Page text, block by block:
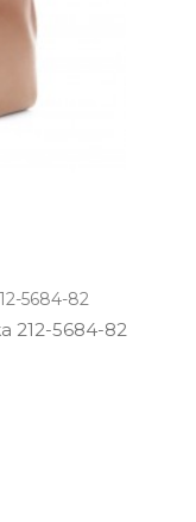
5684-82
212­-5684­-82